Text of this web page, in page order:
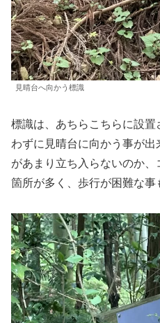
見晴台へ向かう標識
標識は、あちらこちらに設
わずに見晴台に向かう事が
があまり立ち入らないのか
箇所が多く、歩行が困難な事